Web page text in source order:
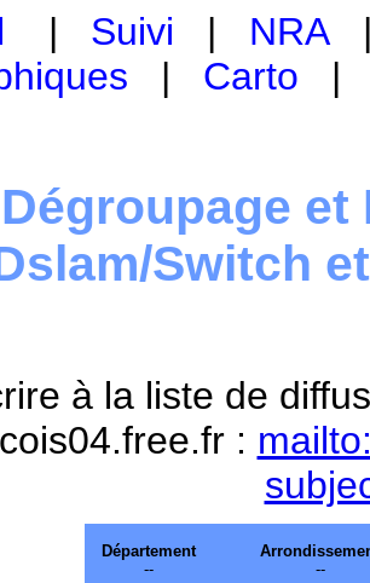
| Suivi | NRA
| Carto
Dégroupage et
Switch
à la liste de
:
Département
--
--